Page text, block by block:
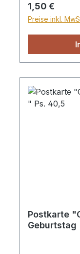
Regulärer
1,50 €
Preise inkl.
Postkarte
Geburtstag